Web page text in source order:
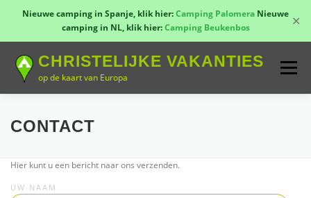
Nieuwe camping in Spanje, klik hier:Camping Palomera Nieuwe
camping in NL, klik hier:Camping Beukenbos ✕
inhoud
CHRISTELIJKE VAKANTIES
op de kaart van Europa
Menu
TOON KAART!
CONTACT
Hier kunt u een bericht naar ons verzenden.
UW NAAM